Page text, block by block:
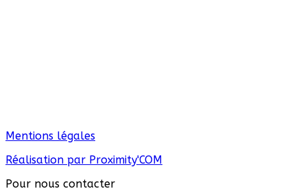
Mentions légales
Réalisation par Proximity'COM
Pour nous contacter